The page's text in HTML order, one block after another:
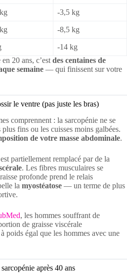
-3,5 kg
-8,5 kg
-14 kg
20 ans, c’est des centaines de
semaine — qui finissent sur votre
le ventre (pas juste les bras)
comprennent : la sarcopénie ne se
fins ou les cuisses moins galbées.
de votre masse abdominale.
partiellement remplacé par de la
. Les fibres musculaires se
profonde prend le relais
la myostéatose — un terme de plus
, les hommes souffrant de
de graisse viscérale
à poids égal que les hommes avec une
après 40 ans